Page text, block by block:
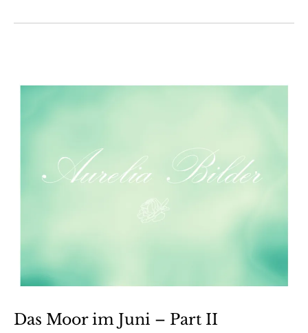
Das Moor im Juni – Part II